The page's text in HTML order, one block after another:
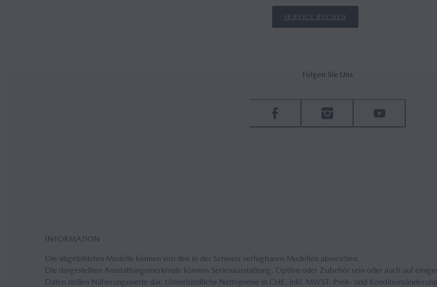
SERVICE BUCHEN
Folgen Sie Uns
INFORMATION
Die abgebildeten Modelle können von den in der Schweiz verfügbaren Modellen abweichen.
Die dargestellten Ausstattungsmerkmale können Serienausstattung, Option oder Zubehör sein oder auch auf
Daten stellen Näherungswerte dar. Unverbindliche Nettopreise in CHF, inkl. MWST. Preis- und